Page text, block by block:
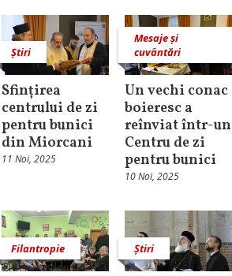
Știri
Sfințirea
centrului de zi
pentru bunici
din Miorcani
11 Noi, 2025
Mesaje și
cuvântări
Un vechi conac
boieresc a
reînviat într-un
Centru de zi
pentru bunici
10 Noi, 2025
Filantropie Știri